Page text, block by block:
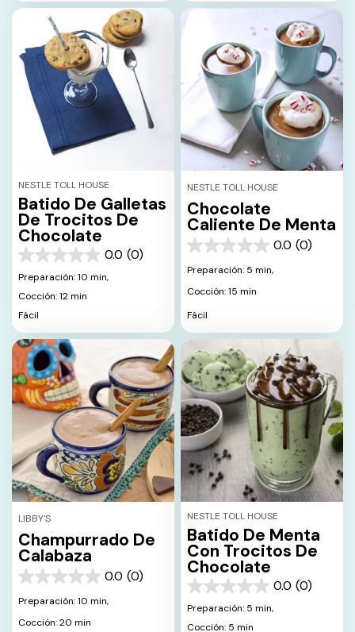
NESTLE TOLL HOUSE
Batido De Galletas
De Trocitos De
Chocolate
0.0 (0)
0.0
de
estrellas.
Preparación: 10 min,
Cocción: 12 min
Fácil
NESTLE TOLL HOUSE
Chocolate
Caliente De Menta
0.0 (0)
0.0
de
estrellas.
Preparación: 5 min,
Cocción: 15 min
Fácil
LIBBY'S
Champurrado De
Calabaza
0.0 (0)
0.0
de
estrellas.
Preparación: 10 min,
Cocción: 20 min
NESTLE TOLL HOUSE
Batido De Menta
Con Trocitos De
Chocolate
0.0 (0)
0.0
de
Preparación: 5 min,
Cocción: 5 min